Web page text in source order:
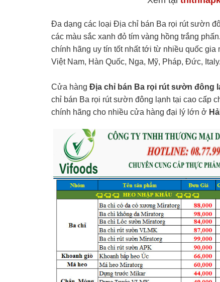
Đa dạng các loại Địa chỉ bán Ba rọi rút sườn
các màu sắc xanh đỏ tím vàng hồng trắng
chính hãng uy tín tốt nhất tới từ nhiều quốc
Việt Nam, Hàn Quốc, Nga, Mỹ, Pháp, Đức,
Cửa hàng Địa chỉ bán Ba rọi rút sườn đông
chỉ bán Ba rọi rút sườn đông lạnh tại cao cấp
chính hãng cho nhiều cửa hàng đại lý lớn ở